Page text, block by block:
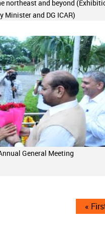
northeast and beyond
Minister and DG ICAR)
General Meeting
First
«